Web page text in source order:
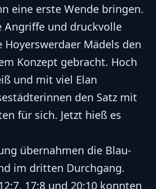
eine erste Wende bringen.
Angriffe und druckvolle
Mädels den
Konzept gebracht. Hoch
und mit viel Elan
den Satz mit
für sich. Jetzt hieß es
übernahmen die Blau-
im dritten Durchgang.
17:8 und 20:10 konnten